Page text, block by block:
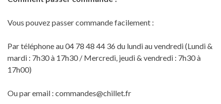
Vous pouvez passer commande facilement :
Par téléphone au 04 78 48 44 36 du lundi au vendredi (Lundi &
mardi : 7h30 à 17h30 / Mercredi, jeudi & vendredi : 7h30 à
17h00)
Ou par email : commandes@chillet.fr